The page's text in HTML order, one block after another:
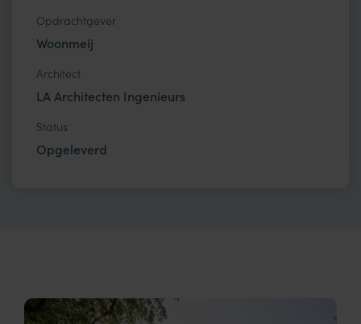
Opdrachtgever
Woonmeij
Architect
LA Architecten Ingenieurs
Status
Opgeleverd